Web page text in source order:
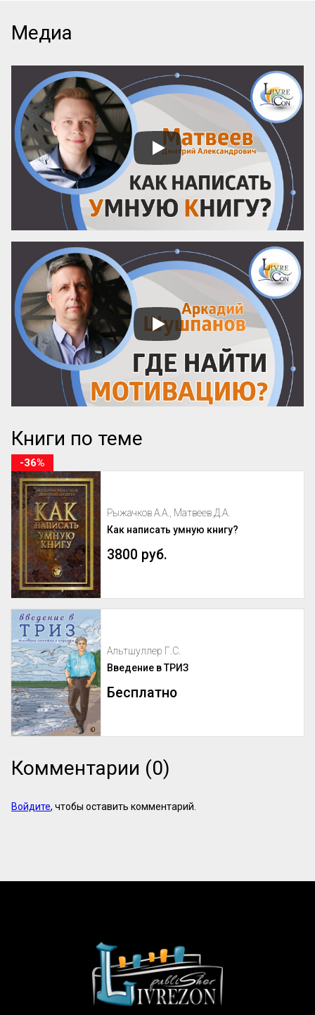
него прогресс — это прежде всего
история изобретения удачных символов.
В нашем новом фрагменте из Базы
знаний — отрывок, где Полани объясняет,
как записная книжка становится
лабораторией изобретателя, почему без
бумаги и карандаша не связать две
веревки и как Декарт своей записью
степеней изменил ход м...
Медиа
Книги по теме
Рыжачков А.А., Матвеев Д.А.
Как написать умную книгу?
3800 руб.
-36%
Альтшуллер Г.С.
Введение в ТРИЗ
Бесплатно
Комментарии (0)
Войдите, чтобы оставить комментарий.